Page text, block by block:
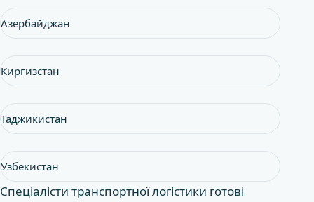
Азербайджан
Киргизстан
Таджикистан
Узбекистан
Спеціалісти транспортної логістики готові